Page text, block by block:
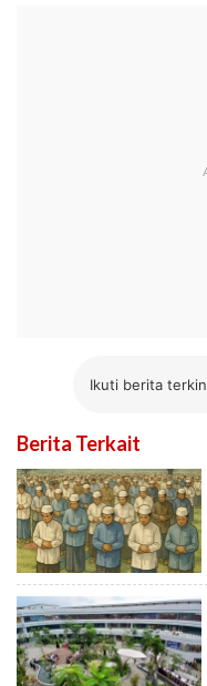
Ikuti berita
Berita Terkait